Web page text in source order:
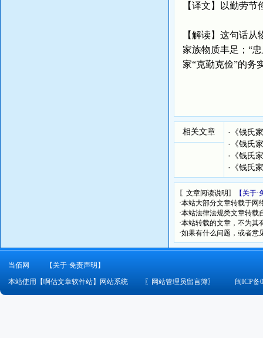
【译文】以勤劳
【解读】这句话
家族物质丰足；“
家“克勤克俭”的务
相关文章 · 《钱氏
· 《钱氏
· 《钱氏
· 《钱氏
〖文章阅读说明〗
【关于
·本站大部分文章转载于
·本站法律法规类文章转
·本站转载的文章，不为
·如果有什么问题，或者意
当佰网
【关于·免责声明】
本站使用【啊估文章软件站】网站系统
〖 网站管理员留言簿〗 闽ICP备